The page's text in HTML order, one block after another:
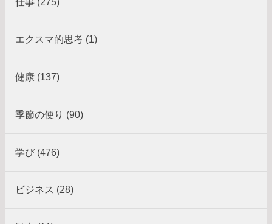
仕事 (275)
エクスマ的思考 (1)
健康 (137)
季節の便り (90)
学び (476)
ビジネス (28)